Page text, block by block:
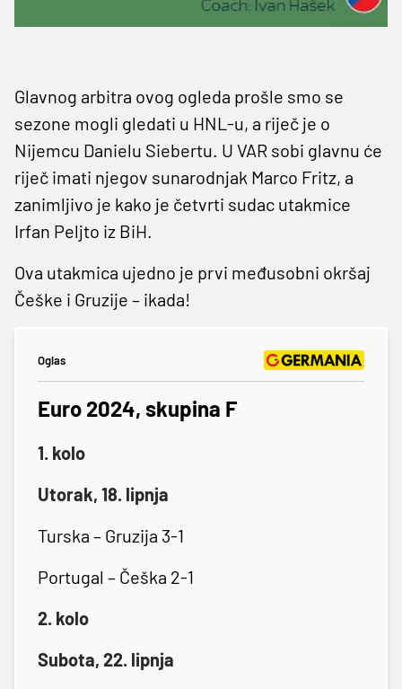
Glavnog arbitra ovog ogleda prošle smo se
sezone mogli gledati u HNL-u, a riječ je o
Nijemcu Danielu Siebertu. U VAR sobi glavnu će
riječ imati njegov sunarodnjak Marco Fritz, a
zanimljivo je kako je četvrti sudac utakmice
Irfan Peljto iz BiH.
Ova utakmica ujedno je prvi međusobni okršaj
Češke i Gruzije – ikada!
Oglas
Euro 2024, skupina F
1. kolo
Utorak, 18. lipnja
Turska – Gruzija 3-1
Portugal – Češka 2-1
2. kolo
Subota, 22. lipnja